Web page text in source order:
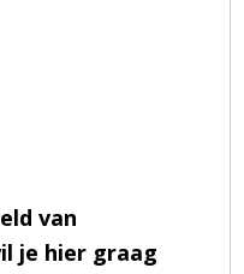
van
je hier graag